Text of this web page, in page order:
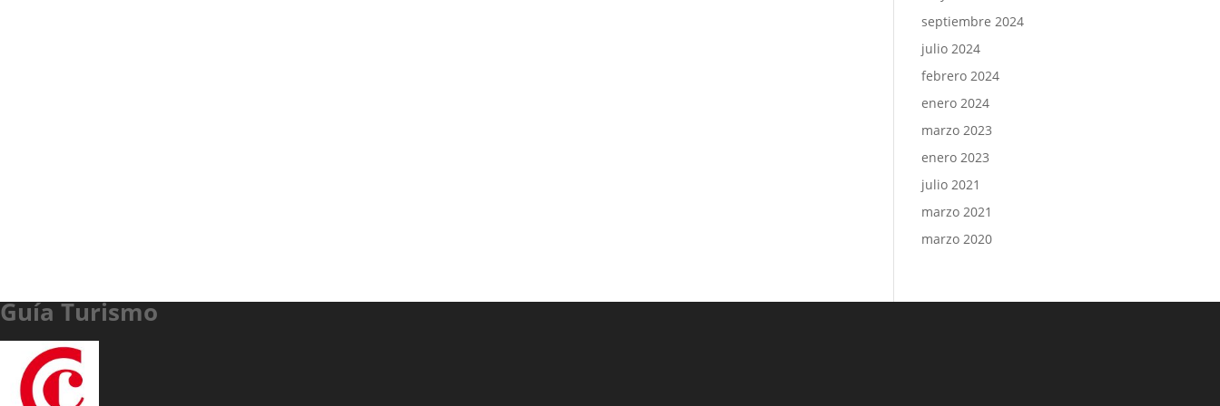
septiembre 2024
julio 2024
febrero 2024
enero 2024
marzo 2023
enero 2023
julio 2021
marzo 2021
marzo 2020
Guía Turismo